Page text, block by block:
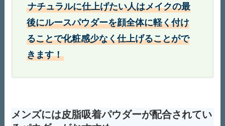
ナチュラルに仕上げたい人はメイクの最
後にルースパウダーを顔全体に軽く付け
ることで化粧感少なく仕上げることがで
きます！
メンズには皮脂吸着パウダーが配合されてい